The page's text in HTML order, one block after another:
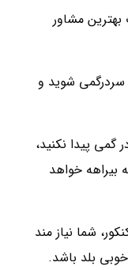
مشاور
سردرگمی شوید و
گمی پیدا نکنید،
بیراهه خواهد
شما نیاز مند
بلد باشد.